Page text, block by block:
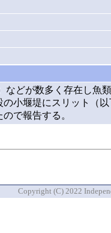
などが数多く存在し
小堰堤にスリット（
で報告する。
Copyright (C) 2022